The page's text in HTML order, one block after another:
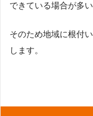
できている場合が多い
そのため地域に根付
します。